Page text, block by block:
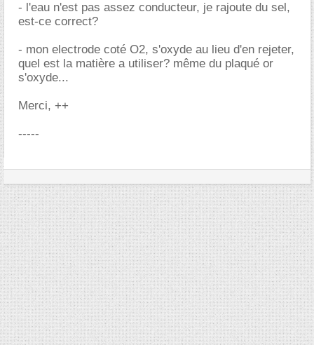
- l'eau n'est pas assez conducteur, je rajoute du sel,
est-ce correct?
- mon electrode coté O2, s'oxyde au lieu d'en rejeter,
quel est la matière a utiliser? même du plaqué or
s'oxyde...
Merci, ++
-----